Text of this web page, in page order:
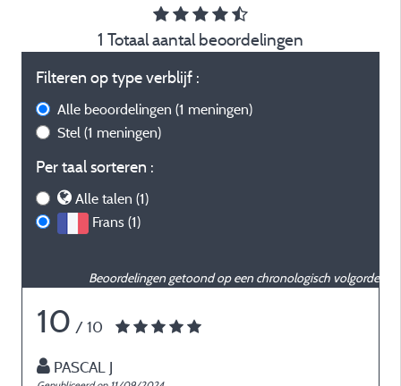
1 Totaal aantal beoordelingen
Filteren op type verblijf :
Alle beoordelingen (1 meningen)
Stel (1 meningen)
Per taal sorteren :
Alle talen (1)
Frans (1)
Beoordelingen getoond op een chronologisch volgorde
10 / 10
PASCAL J